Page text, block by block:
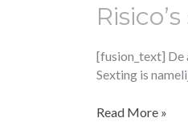
[fusion_text] De
Sexting is
Risico’s
sexting
en
de
gevolgen
Read More »